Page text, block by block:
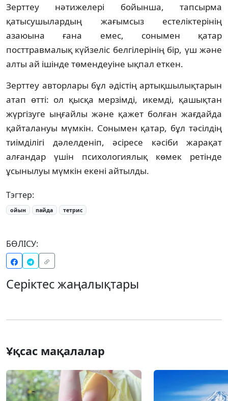
Зерттеу нәтижелері бойынша, тапсырма
қатысушылардың жағымсыз естеліктерінің
азаюына ғана емес, сонымен қатар
посттравмалық күйзеліс белгілерінің бір, үш және
алты ай ішінде төмендеуіне ықпал еткен.
Зерттеу авторлары бұл әдістің артықшылықтарын
атап өтті: ол қысқа мерзімді, икемді, қашықтан
жүргізуге ыңғайлы және қажет болған жағдайда
қайталануы мүмкін. Сонымен қатар, бұл тәсілдің
тиімділігі дәлелденіп, әсіресе кәсіби жарақат
алғандар үшін психологиялық көмек ретінде
ұсынылуы мүмкін екені айтылды.
Тэгтер:
ойын пайда тетрис
БӨЛІСУ:
Серіктес жаңалықтары
Ұқсас мақалалар